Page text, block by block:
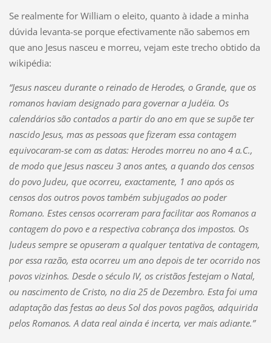
Se realmente for William o eleito, quanto à idade a minha
dúvida levanta-se porque efectivamente não sabemos em
que ano Jesus nasceu e morreu, vejam este trecho obtido da
wikipédia:
“Jesus nasceu durante o reinado de Herodes, o Grande, que os
romanos haviam designado para governar a Judéia. Os
calendários são contados a partir do ano em que se supõe ter
nascido Jesus, mas as pessoas que fizeram essa contagem
equivocaram-se com as datas: Herodes morreu no ano 4 a.C.,
de modo que Jesus nasceu 3 anos antes, a quando dos censos
do povo Judeu, que ocorreu, exactamente, 1 ano após os
censos dos outros povos também subjugados ao poder
Romano. Estes censos ocorreram para facilitar aos Romanos a
contagem do povo e a respectiva cobrança dos impostos. Os
Judeus sempre se opuseram a qualquer tentativa de contagem,
por essa razão, esta ocorreu um ano depois de ter ocorrido nos
povos vizinhos. Desde o século IV, os cristãos festejam o Natal,
ou nascimento de Cristo, no dia 25 de Dezembro. Esta foi uma
adaptação das festas ao deus Sol dos povos pagãos, adquirida
pelos Romanos. A data real ainda é incerta, ver mais adiante.”